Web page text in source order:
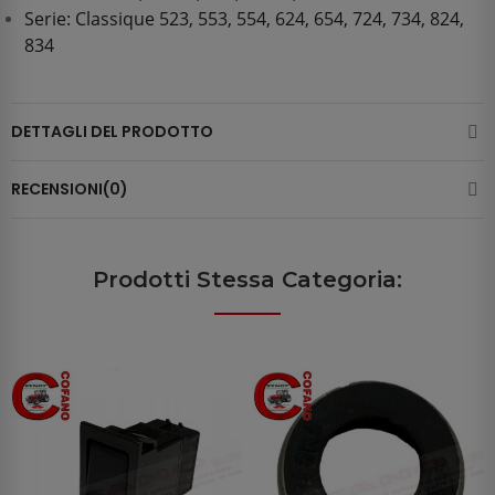
Serie: Classique 523, 553, 554, 624, 654, 724, 734, 824,
834
DETTAGLI DEL PRODOTTO
RECENSIONI(0)
Prodotti Stessa Categoria: